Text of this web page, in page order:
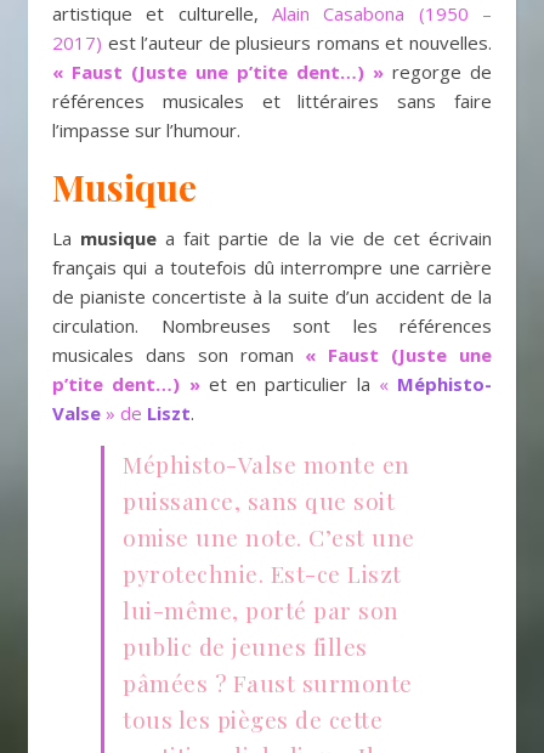
artistique et culturelle, Alain Casabona (1950 –
2017) est l’auteur de plusieurs romans et nouvelles.
« Faust (Juste une p’tite dent…) » regorge de
références musicales et littéraires sans faire
l’impasse sur l’humour.
Musique
La musiquea fait partie de la vie de cet écrivain
français qui a toutefois dû interrompre une carrière
de pianiste concertiste à la suite d’un accident de la
circulation. Nombreuses sont les références
musicales dans son roman « Faust (Juste une
p’tite dent…) »et en particulier la « Méphisto-
Valse » de Liszt.
Méphisto-Valse monte en
puissance, sans que soit
omise une note. C’est une
pyrotechnie. Est-ce Liszt
lui-même, porté par son
public de jeunes filles
pâmées ? Faust surmonte
tous les pièges de cette